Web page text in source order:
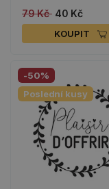
79 Kč 40 Kč
KOUPIT
-50%
Poslední kusy